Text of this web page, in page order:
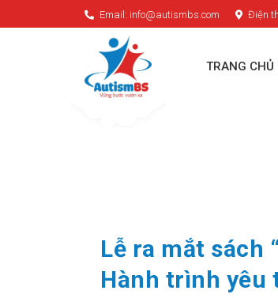
Email: info@autismbs.com Điện
TRANG CHỦ
Lễ ra mắt sách
Hành trình yêu